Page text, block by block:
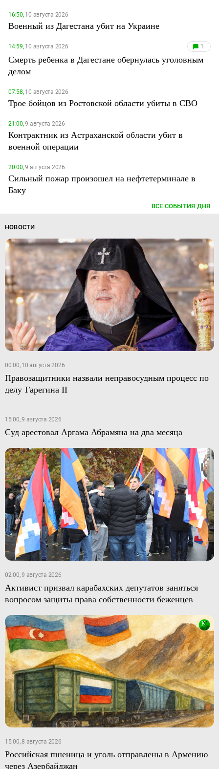
16:50,10 августа 2026
Военный из Дагестана убит на Украине
14:59,10 августа 2026 1
Смерть ребенка в Дагестане обернулась уголовным
делом
07:58,10 августа 2026
Трое бойцов из Ростовской области убиты в СВО
21:00,9 августа 2026
Контрактник из Астраханской области убит в
военной операции
20:00,9 августа 2026
Сильный пожар произошел на нефтетерминале в
Баку
ВСЕ СОБЫТИЯ ДНЯ
НОВОСТИ
00:00, 10 августа 2026
Правозащитники назвали неправосудным процесс по
делу Гарегина II
15:00, 9 августа 2026
Суд арестовал Аргама Абрамяна на два месяца
02:00, 9 августа 2026
Активист призвал карабахских депутатов заняться
вопросом защиты права собственности беженцев
15:00, 8 августа 2026
Российская пшеница и уголь отправлены в Армению
через Азербайджан